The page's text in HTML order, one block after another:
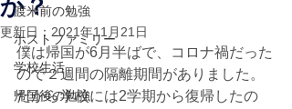
渡米前の勉強
ホストファミリー
学校生活
帰国後の勉強
か？
更新日： 2021年11月21日
僕は帰国が6月半ばで、コロナ禍だった
ので２週間の隔離期間がありました。
だから学校には2学期から復帰したの